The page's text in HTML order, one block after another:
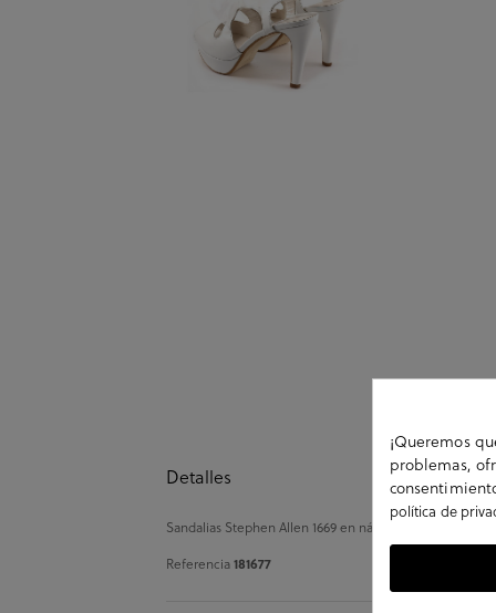
Detalles
Sandalias Stephen Allen 1669 en nácar. .. La plantilla
Referencia181677
¡Queremos
problemas,
política de